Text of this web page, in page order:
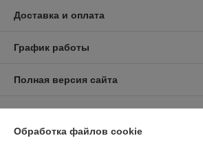
Доставка и оплата
График работы
Полная версия сайта
Политика обработки cookies
Обработка файлов cookie